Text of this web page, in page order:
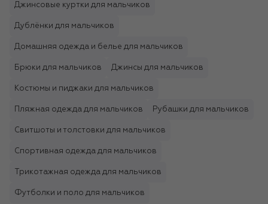
Джинсовые куртки для мальчиков
Дублёнки для мальчиков
Домашняя одежда и белье для мальчиков
Брюки для мальчиков Джинсы для мальчиков
Костюмы и пиджаки для мальчиков
Пляжная одежда для мальчиков Рубашки для мальчиков
Свитшоты и толстовки для мальчиков
Спортивная одежда для мальчиков
Трикотажная одежда для мальчиков
Футболки и поло для мальчиков